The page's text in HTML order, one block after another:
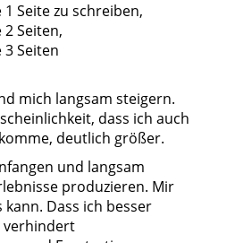
Seite zu schreiben,
Seiten,
3 Seiten
mich langsam steigern.
dass ich auch
deutlich größer.
und langsam
produzieren. Mir
kann. Dass ich besser
verhindert